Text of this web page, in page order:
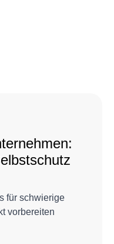
für schwierige
vorbereiten